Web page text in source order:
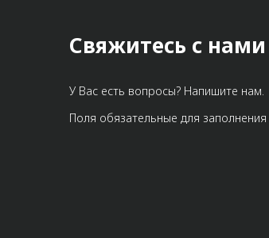
Свяжитесь с нами
У Вас есть вопросы? Напишите нам.
Поля обязательные для